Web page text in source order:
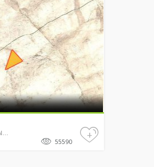
55590
+